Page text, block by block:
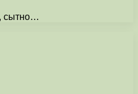
сытно…